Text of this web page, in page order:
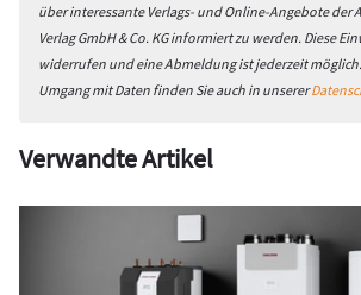
über interessante Verlags- und Online-Angebote der
Verlag GmbH & Co. KG informiert zu werden. Diese
widerrufen und eine Abmeldung ist jederzeit
Umgang mit Daten finden Sie auch in unserer
Verwandte Artikel